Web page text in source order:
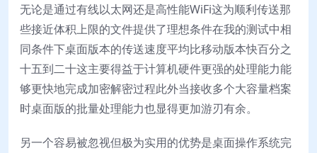
无论是通过有线以太网还是高性能WiFi这为顺利传送那
些接近体积上限的文件提供了理想条件在我的测试中相
同条件下桌面版本的传送速度平均比移动版本快百分之
十五到二十这主要得益于计算机硬件更强的处理能力能
够更快地完成加密解密过程此外当接收多个大容量档案
时桌面版的批量处理能力也显得更加游刃有余。
另一个容易被忽视但极为实用的优势是桌面操作系统完